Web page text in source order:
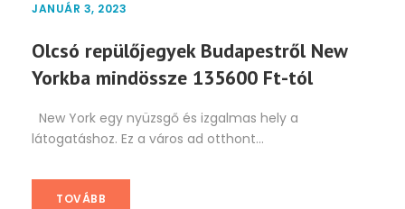
JANUÁR 3, 2023
Olcsó repülőjegyek Budapestről New
Yorkba mindössze 135600 Ft-tól
New York egy nyüzsgő és izgalmas hely a
látogatáshoz. Ez a város ad otthont...
TOVÁBB